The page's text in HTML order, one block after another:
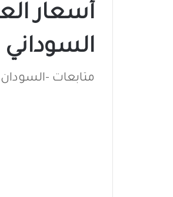
أسعار
السوداني
متابعات -السودان